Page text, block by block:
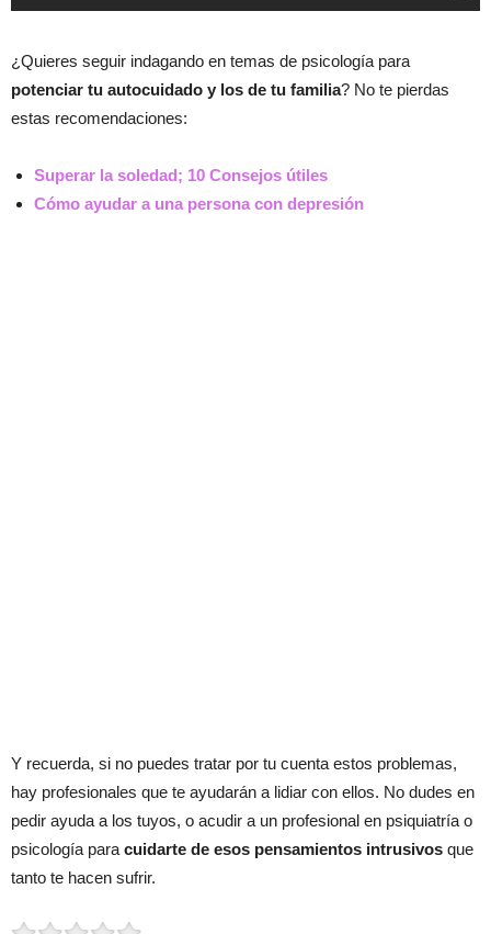
¿Quieres seguir indagando en temas de psicología para
potenciar tu autocuidado y los de tu familia? No te pierdas
estas recomendaciones:
Superar la soledad; 10 Consejos útiles
Cómo ayudar a una persona con depresión
Y recuerda, si no puedes tratar por tu cuenta estos problemas,
hay profesionales que te ayudarán a lidiar con ellos. No dudes en
pedir ayuda a los tuyos, o acudir a un profesional en psiquiatría o
psicología paracuidarte de esos pensamientos intrusivos que
tanto te hacen sufrir.